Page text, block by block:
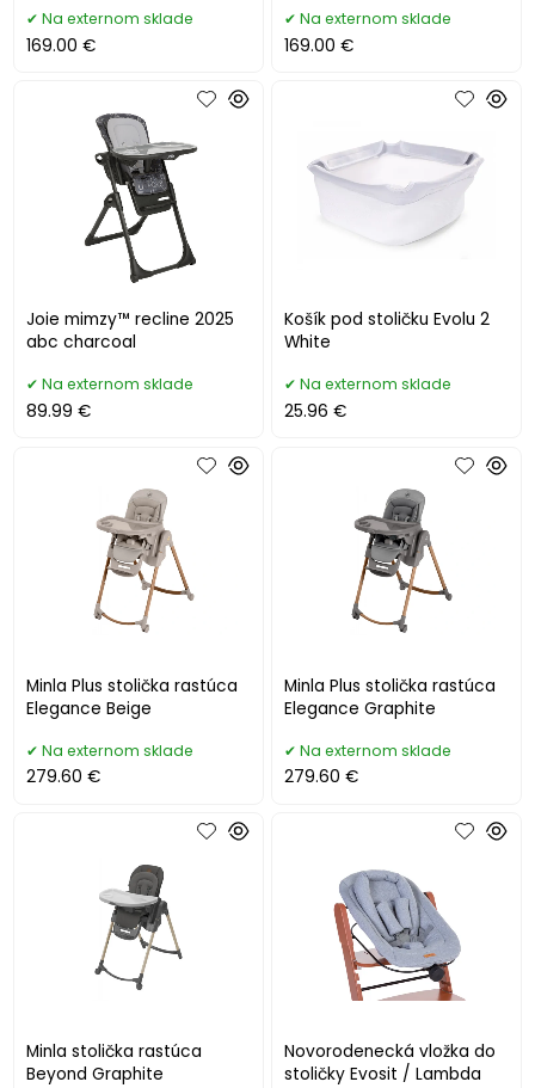
Na externom sklade
169.00 €
Na externom sklade
169.00 €
Joie mimzy™ recline 2025
abc charcoal
Na externom sklade
89.99 €
Košík pod stoličku Evolu 2
White
Na externom sklade
25.96 €
Minla Plus stolička rastúca
Elegance Beige
Na externom sklade
279.60 €
Minla Plus stolička rastúca
Elegance Graphite
Na externom sklade
279.60 €
Minla stolička rastúca
Beyond Graphite
Novorodenecká vložka do
stoličky Evosit / Lambda